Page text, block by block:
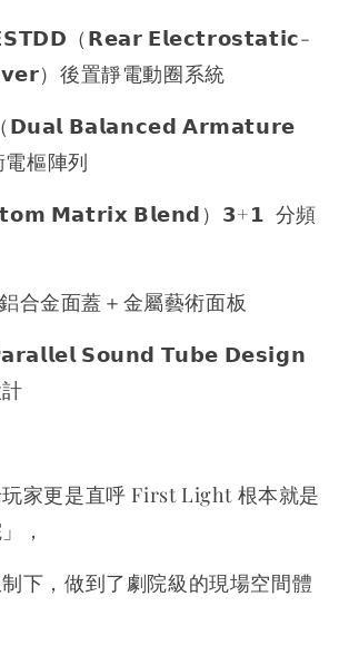
（𝗥𝗲𝗮𝗿 𝗘𝗹𝗲𝗰𝘁𝗿𝗼𝘀𝘁𝗮𝘁𝗶𝗰-
）後置靜電動圈系統
𝗕𝗮𝗹𝗮𝗻𝗰𝗲𝗱 𝗔𝗿𝗺𝗮𝘁𝘂𝗿𝗲
樞陣列
𝗠𝗮𝘁𝗿𝗶𝘅 𝗕𝗹𝗲𝗻𝗱）𝟯+𝟭 分頻
合金面蓋＋金屬藝術面板
𝗦𝗼𝘂𝗻𝗱 𝗧𝘂𝗯𝗲 𝗗𝗲𝘀𝗶𝗴𝗻
家更是直呼 First Light 根本就是
，
下，做到了劇院級的現場空間體